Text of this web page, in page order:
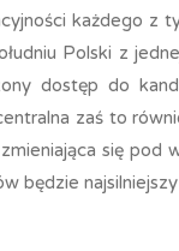
każdego z
Polski z
dostęp do
zaś to
się pod
będzie